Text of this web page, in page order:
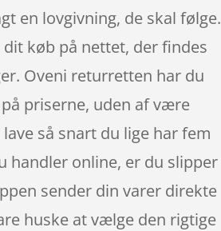
en lovgivning, de skal følge.
køb på nettet, der findes
Oveni returretten har du
priserne, uden af være
så snart du lige har fem
handler online, er du slipper
sender din varer direkte
huske at vælge den rigtige